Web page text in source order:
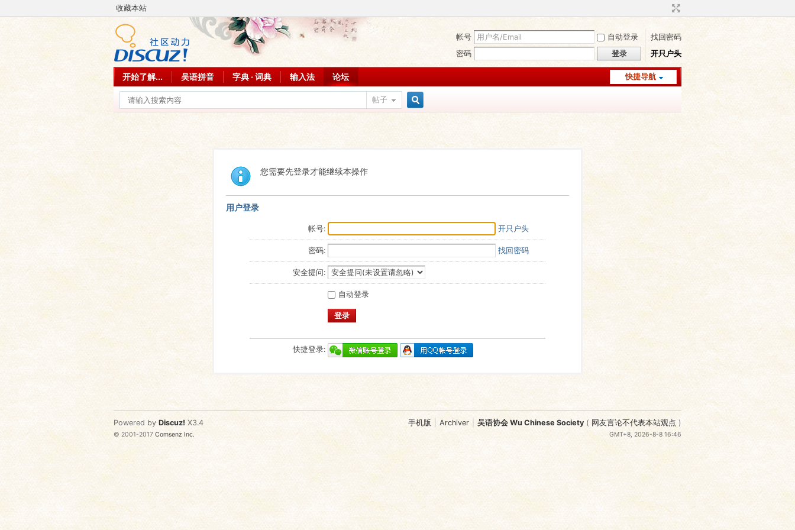
收藏本站
帐号 自动登录
找回密码
密码
登录 开只户头
快捷导航
开始了解... 吴语拼音 字典 · 词典 输入法 论坛
帖子
您需要先登录才能继续本操作
用户登录
帐号: 开只户头
密码: 找回密码
安全提问:
自动登录
登录
快捷登录:
手机版 Archiver 吴语协会 Wu Chinese Society ( 网友言论不代表本站观点 )
GMT+8, 2026-8-8 16:46
Powered by Discuz! X3.4
© 2001-2017Comsenz Inc.